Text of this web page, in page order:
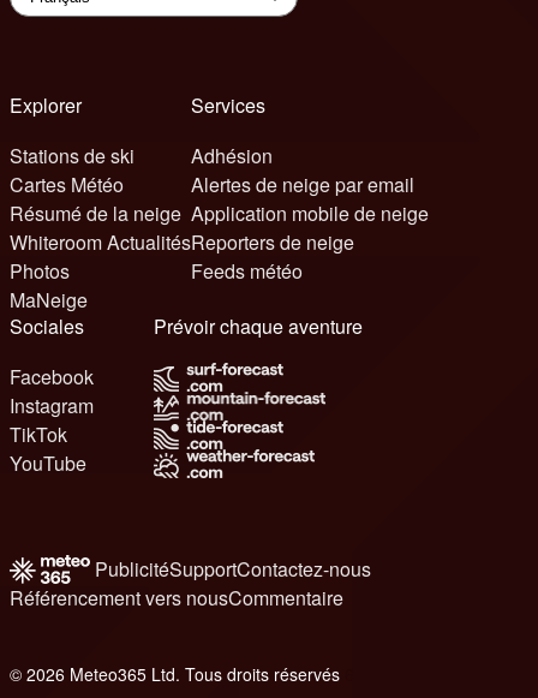
Explorer
Stations de ski
Cartes Météo
Résumé de la neige
Whiteroom Actualités
Photos
MaNeige
Services
Adhésion
Alertes de neige par email
Application mobile de neige
Reporters de neige
Feeds météo
Sociales
Facebook
Instagram
TikTok
YouTube
Prévoir chaque aventure
PublicitéSupportContactez-nous
Référencement vers nousCommentaire
© 2026 Meteo365 Ltd. Tous droits réservés